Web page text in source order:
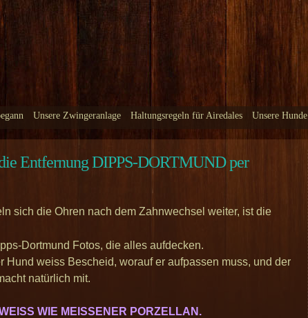
Unsere Zwingeranlage Haltungsregeln für Airedales Unsere Hunde
Entfernung DIPPS-DORTMUND per
sich die Ohren nach dem Zahnwechsel weiter, ist die
Dortmund Fotos, die alles aufdecken.
Hund weiss Bescheid, worauf er aufpassen muss, und der
natürlich mit.
WIE MEISSENER PORZELLAN.